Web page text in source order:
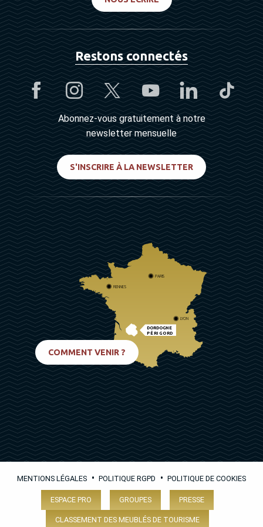
Restons connectés
Abonnez-vous gratuitement à notre
newsletter mensuelle
S'INSCRIRE À LA NEWSLETTER
DORDOGNE
PÉRIGORD
PARIS
RENNES
LYON
COMMENT VENIR ?
MENTIONS LÉGALES • POLITIQUE RGPD • POLITIQUE DE COOKIES
ESPACE PRO GROUPES PRESSE
CLASSEMENT DES MEUBLÉS DE TOURISME